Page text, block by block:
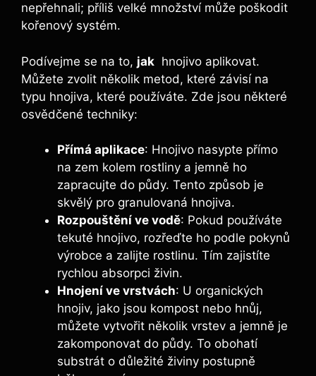
nepřehnali; příliš velké množství ⁤může poškodit
kořenový systém.
Podívejme se na to, jak ⁤ hnojivo aplikovat.
Můžete zvolit několik metod, které závisí na ​
typu hnojiva,⁤ které ​používáte. Zde jsou‌ některé
osvědčené techniky:
Přímá aplikace: Hnojivo nasypte přímo
na zem‌ kolem⁣ rostliny a jemně ho
zapracujte do půdy. Tento způsob je
skvělý pro granulovaná hnojiva.
Rozpouštění ve vodě: Pokud ‌používáte
tekuté‌ hnojivo, rozřeďte​ ho ⁢podle pokynů
výrobce a⁢ zalijte rostlinu. Tím⁤ zajistíte
‌rychlou absorpci živin.
Hnojení ve vrstvách: U organických
hnojiv, jako jsou kompost nebo hnůj,
můžete vytvořit několik vrstev ⁤a jemně je
zakomponovat do půdy. To ‌obohatí
substrát o ​důležité živiny ‍postupně